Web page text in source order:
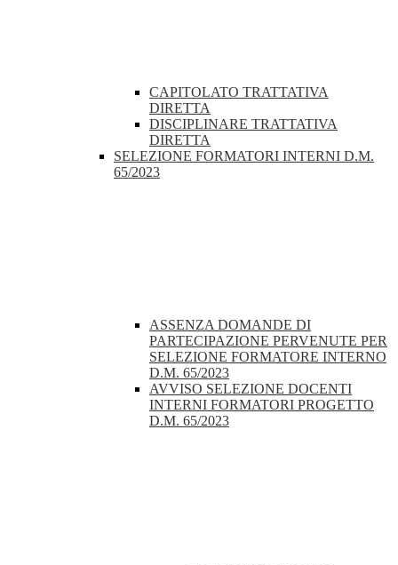
CAPITOLATO TRATTATIVA
DIRETTA
DISCIPLINARE TRATTATIVA
DIRETTA
SELEZIONE FORMATORI INTERNI D.M.
65/2023
ASSENZA DOMANDE DI
PARTECIPAZIONE PERVENUTE PER
SELEZIONE FORMATORE INTERNO
D.M. 65/2023
AVVISO SELEZIONE DOCENTI
INTERNI FORMATORI PROGETTO
D.M. 65/2023